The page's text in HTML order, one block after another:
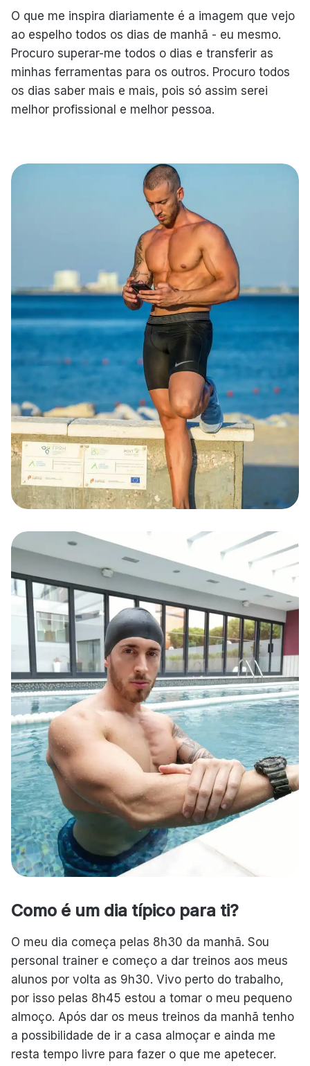
O que me inspira diariamente é a imagem que vejo
ao espelho todos os dias de manhã - eu mesmo.
Procuro superar-me todos o dias e transferir as
minhas ferramentas para os outros. Procuro todos
os dias saber mais e mais, pois só assim serei
melhor profissional e melhor pessoa.
Como é um dia típico para ti?
O meu dia começa pelas 8h30 da manhã. Sou
personal trainer e começo a dar treinos aos meus
alunos por volta as 9h30. Vivo perto do trabalho,
por isso pelas 8h45 estou a tomar o meu pequeno
almoço. Após dar os meus treinos da manhã tenho
a possibilidade de ir a casa almoçar e ainda me
resta tempo livre para fazer o que me apetecer.